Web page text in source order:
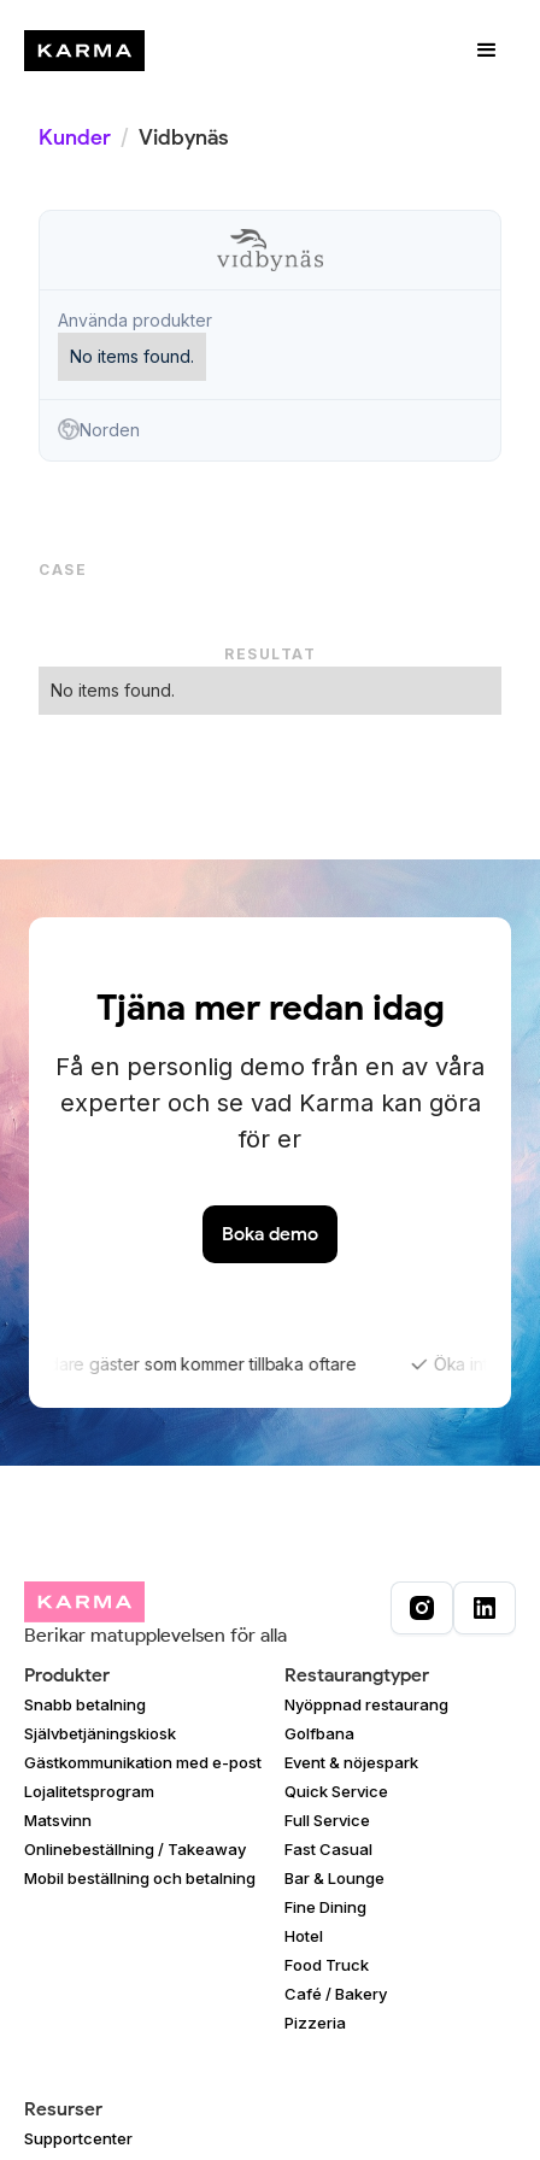
Kunder / Vidbynäs
Använda produkter
No items found.
Norden
CASE
RESULTAT
No items found.
Tjäna mer redan idag
Få en personlig demo från en av våra
experter och se vad Karma kan göra
för er
Boka demo
Nöjdare gäster som kommer tillbaka oftare Öka
Berikar matupplevelsen för alla
Produkter
Snabb betalning
Självbetjäningskiosk
Gästkommunikation med e-post
Lojalitetsprogram
Matsvinn
Onlinebeställning / Takeaway
Mobil beställning och betalning
Restaurangtyper
Nyöppnad restaurang
Golfbana
Event & nöjespark
Quick Service
Full Service
Fast Casual
Bar & Lounge
Fine Dining
Hotel
Food Truck
Café / Bakery
Pizzeria
Resurser
Supportcenter